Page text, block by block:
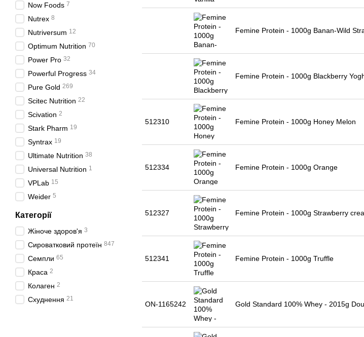
Femine Protein - 1000g Banan-Wild
Femine Protein - 1000g Blackberry
512310 Femine Protein - 1000g Honey Melon
512334 Femine Protein - 1000g Orange
512327 Femine Protein - 1000g Strawberry
512341 Femine Protein - 1000g Truffle
ON-1165242 Gold Standard 100% Whey - 2015g
Now Foods 7
Nutrex 8
Nutriversum 12
Optimum Nutrition 70
Power Pro 32
Powerful Progress 34
Pure Gold 269
Scitec Nutrition 22
Scivation 2
Stark Pharm 19
Syntrax 19
Ultimate Nutrition 38
Universal Nutrition 1
VPLab 15
Weider 5
Категорії
Жіноче здоров'я 3
Сироватковий протеїн 847
Семпли 65
Краса 2
Колаген 2
Схуднення 21